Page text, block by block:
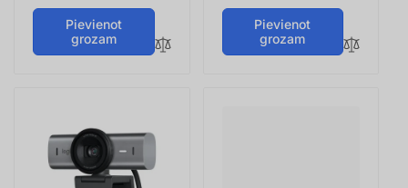
cena
Pievienot
grozam
cena
Pievienot
grozam